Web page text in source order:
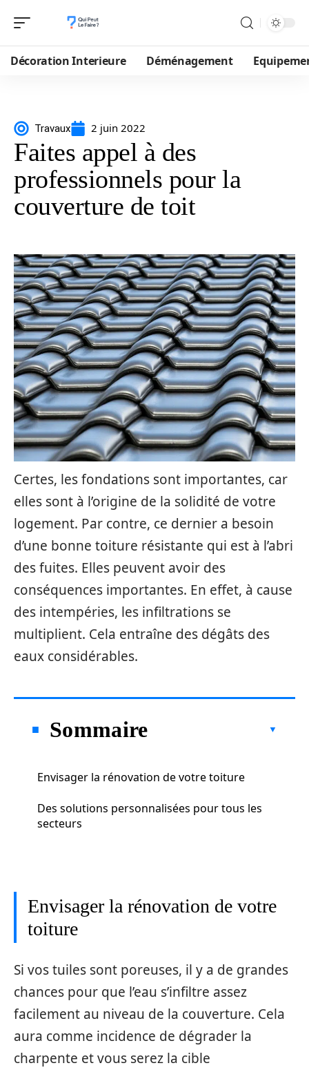
Décoration Interieure Déménagement
Travaux 2 juin 2022
Faites appel à des
professionnels pour la
couverture de toit
Certes, les fondations sont importantes, car
elles sont à l’origine de la solidité de votre
logement. Par contre, ce dernier a besoin
d’une bonne toiture résistante qui est à l’abri
des fuites. Elles peuvent avoir des
conséquences importantes. En effet, à cause
des intempéries, les infiltrations se
multiplient. Cela entraîne des dégâts des
eaux considérables.
Sommaire
Envisager la rénovation de votre toiture
Des solutions personnalisées pour tous les
secteurs
Envisager la rénovation de votre
toiture
Si vos tuiles sont poreuses, il y a de grandes
chances pour que l’eau s’infiltre assez
facilement au niveau de la couverture. Cela
aura comme incidence de dégrader la
charpente et vous serez la cible